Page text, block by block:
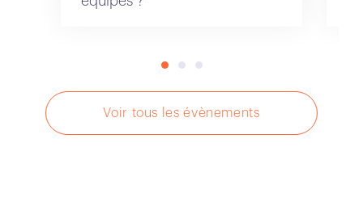
Voir tous les évènements